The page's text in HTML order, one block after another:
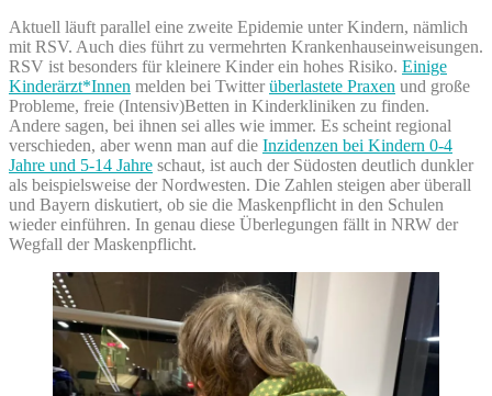
Aktuell läuft parallel eine zweite Epidemie unter Kindern, nämlich
mit RSV. Auch dies führt zu vermehrten Krankenhauseinweisungen.
RSV ist besonders für kleinere Kinder ein hohes Risiko. Einige
Kinderärzt*Innen melden bei Twitterüberlastete Praxen und große
Probleme, freie (Intensiv)Betten in Kinderkliniken zu finden.
Andere sagen, bei ihnen sei alles wie immer. Es scheint regional
verschieden, aber wenn man auf die Inzidenzen bei Kindern 0-4
Jahre und 5-14 Jahre schaut, ist auch der Südosten deutlich dunkler
als beispielsweise der Nordwesten. Die Zahlen steigen aber überall
und Bayern diskutiert, ob sie die Maskenpflicht in den Schulen
wieder einführen. In genau diese Überlegungen fällt in NRW der
Wegfall der Maskenpflicht.